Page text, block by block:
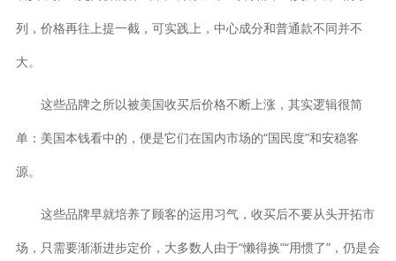
列，价格再往上提一截，可实践上，中心成分和普通款不同并不
大。
这些品牌之所以被美国收买后价格不断上涨，其实逻辑很简
单：美国本钱看中的，便是它们在国内市场的“国民度”和安稳客
源。
这些品牌早就培养了顾客的运用习气，收买后不要从头开拓市
场，只需要渐渐进步定价，大多数人由于“懒得换”“用惯了”，仍是会